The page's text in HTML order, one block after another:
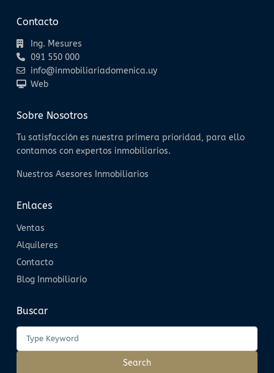
Contacto
Ing. Mesures
091 550 000
info@inmobiliariadomenica.uy
Web
Sobre Nosotros
Tu satisfacción es nuestra primera prioridad, para ello
contamos con expertos inmobiliarios.
Nuestros Asesores Inmobiliarios
Enlaces
Ventas
Alquileres
Contacto
Blog Inmobiliario
Buscar
for:
Search